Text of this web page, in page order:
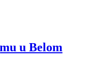
u Belom